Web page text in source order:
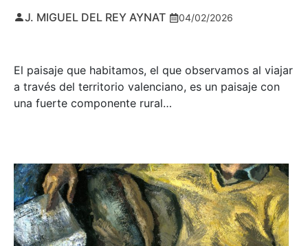
J. MIGUEL DEL REY AYNAT 04/02/2026
El paisaje que habitamos, el que observamos al viajar
a través del territorio valenciano, es un paisaje con
una fuerte componente rural…